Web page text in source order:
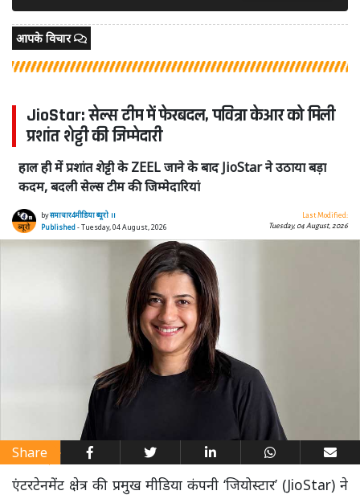
आपके विचार
JioStar: सेल्स टीम में फेरबदल, पवित्रा केआर को मिली
प्रशांत शेट्टी की जिम्मेदारी
हाल ही में प्रशांत शेट्टी के ZEEL जाने के बाद JioStar ने उठाया बड़ा
कदम, बदली सेल्स टीम की जिम्मेदारियां
byसमाचार4मीडिया ब्यूरो ।।
Published- Tuesday, 04 August, 2026
Last Modified:
Tuesday, 04 August, 2026
Share
एंटरटेनमेंट क्षेत्र की प्रमुख मीडिया कंपनी ‘जियोस्टार’ (JioStar) ने